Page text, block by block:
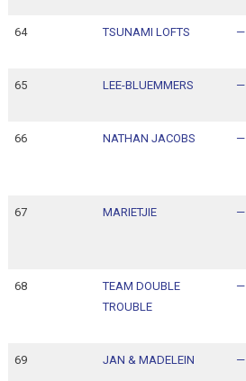
64 TSUNAMI LOFTS —
65 LEE-BLUEMMERS —
66 NATHAN JACOBS —
67 MARIETJIE —
68
TEAM DOUBLE
TROUBLE
—
69 JAN & MADELEIN —